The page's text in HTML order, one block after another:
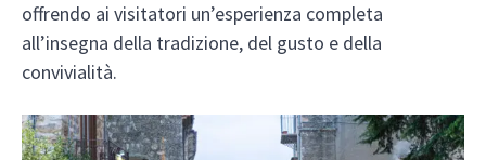
offrendo ai visitatori un’esperienza completa
all’insegna della tradizione, del gusto e della
convivialità.